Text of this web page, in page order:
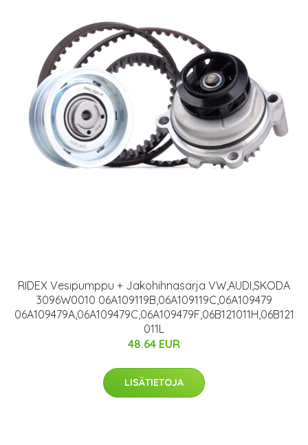
RIDEX Vesipumppu + Jakohihnasarja VW,AUDI,SKODA
3096W0010 06A109119B,06A109119C,06A109479
06A109479A,06A109479C,06A109479F,06B121011H,06B121
011L
48.64 EUR
LISÄTIETOJA